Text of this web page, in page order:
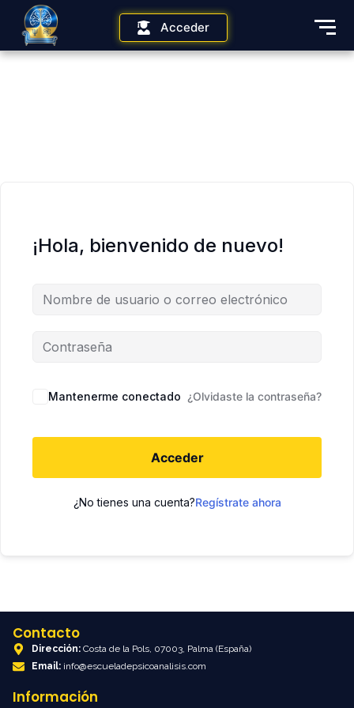
Acceder
¡Hola, bienvenido de nuevo!
Mantenerme conectado ¿Olvidaste la contraseña?
Acceder
¿No tienes una cuenta?Regístrate ahora
Contacto
Dirección: Costa de la Pols, 07003, Palma (España)
Email: info@escueladepsicoanalisis.com
Información